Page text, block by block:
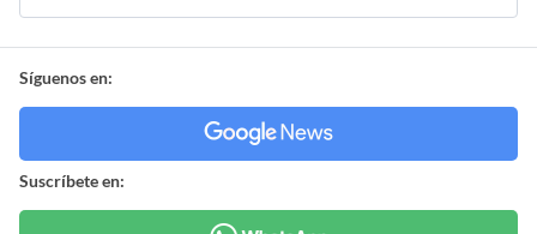
Síguenos en:
Suscríbete en: